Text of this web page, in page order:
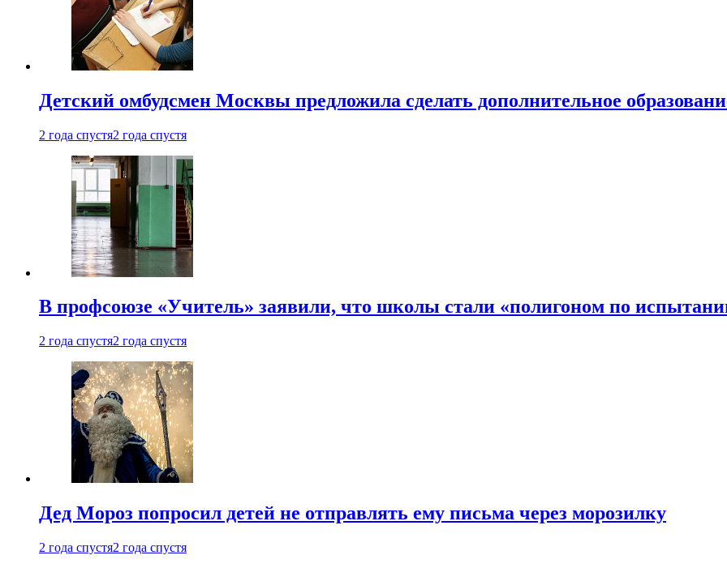
Детский омбудсмен Москвы предложила сделать дополнительное
2 года спустя2 года спустя
В профсоюзе «Учитель» заявили, что школы стали «полигоном по
2 года спустя2 года спустя
Дед Мороз попросил детей не отправлять ему письма через морозилку
2 года спустя2 года спустя